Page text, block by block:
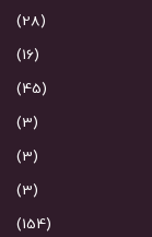
(28)
(16)
(45)
(3)
(3)
(3)
(154)